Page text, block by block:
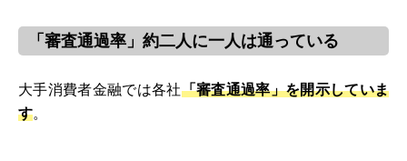
「審査通過率」約二人に一人は通っている
大手消費者金融では各社「審査通過率」を開示していま
す。